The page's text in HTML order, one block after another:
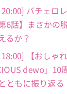
バチェロ
6話】まさかの
るか？
【おしゃ
dewo」10
ともに振り返る